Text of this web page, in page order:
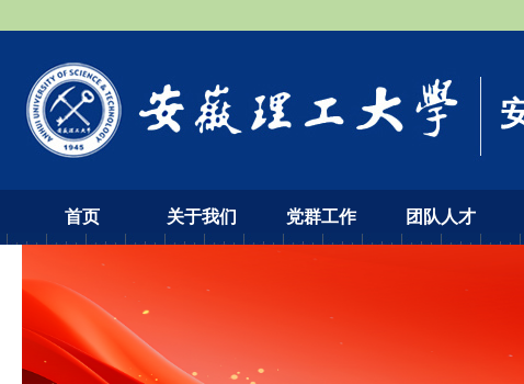
首页 关于我们 党群工作 团队人才